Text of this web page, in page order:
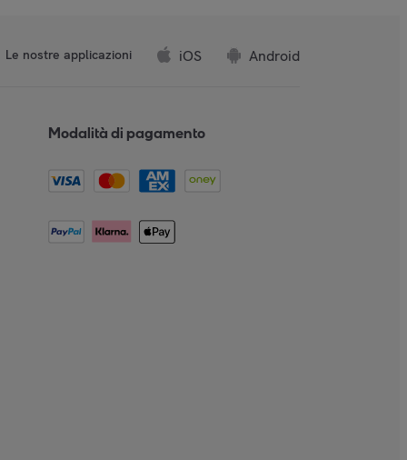
Le nostre applicazioni iOS Android
Modalità di pagamento